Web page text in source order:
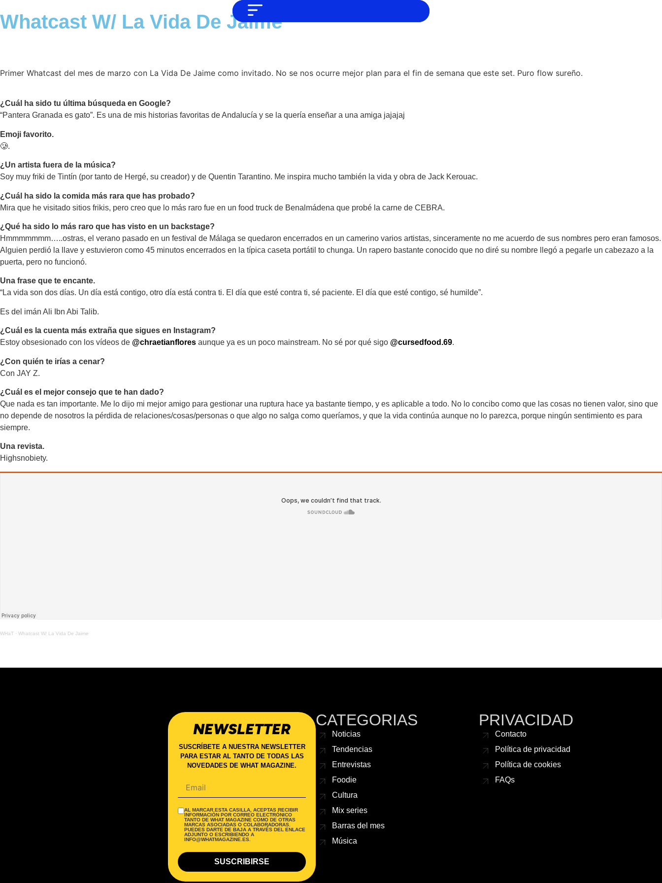
Entrevistas
Cultura
Música
NO SOMOS CHAT GPT, PERO IGUAL
Whatcast W/ La Vida De Jaime
Primer Whatcast del mes de marzo con La Vida De Jaime como invitado. No se nos ocurre mejor plan para el fin de semana que este set. Puro flow sureño.
¿Cuál ha sido tu última búsqueda en Google?
“Pantera Granada es gato”. Es una de mis historias favoritas de Andalucía y se la quería enseñar a una amiga jajajaj
Emoji favorito.
🥲.
¿Un artista fuera de la música?
Soy muy friki de Tintín (por tanto de Hergé, su creador) y de Quentin Tarantino. Me inspira mucho también la vida y obra de Jack Kerouac.
¿Cuál ha sido la comida más rara que has probado?
Mira que he visitado sitios frikis, pero creo que lo más raro fue en un food truck de Benalmádena que probé la carne de CEBRA.
¿Qué ha sido lo más raro que has visto en un backstage?
Hmmmmmmm…..ostras, el verano pasado en un festival de Málaga se quedaron encerrados en un camerino varios artistas, sinceramente no me acuerdo de sus nombres pero eran famosos.
Alguien perdió la llave y estuvieron como 45 minutos encerrados en la típica caseta portátil to chunga. Un rapero bastante conocido que no diré su nombre llegó a pegarle un cabezazo a la
puerta, pero no funcionó.
Una frase que te encante.
“La vida son dos días. Un día está contigo, otro día está contra ti. El día que esté contra ti, sé paciente. El día que esté contigo, sé humilde”.
Es del imán Ali Ibn Abi Talib.
¿Cuál es la cuenta más extraña que sigues en Instagram?
Estoy obsesionado con los vídeos de @chraetianflores aunque ya es un poco mainstream. No sé por qué sigo @cursedfood.69.
¿Con quién te irías a cenar?
Con JAY Z.
¿Cuál es el mejor consejo que te han dado?
Que nada es tan importante. Me lo dijo mi mejor amigo para gestionar una ruptura hace ya bastante tiempo, y es aplicable a todo. No lo concibo como que las cosas no tienen valor, sino que
no depende de nosotros la pérdida de relaciones/cosas/personas o que algo no salga como queríamos, y que la vida continúa aunque no lo parezca, porque ningún sentimiento es para
siempre.
Una revista.
Highsnobiety.
WHaT · Whatcast W/ La Vida De Jaime
NEWSLETTER
SUSCRÍBETE A NUESTRA NEWSLETTER
PARA ESTAR AL TANTO DE TODAS LAS
NOVEDADES DE WHAT MAGAZINE.
AL MARCAR ESTA CASILLA, ACEPTAS RECIBIR
INFORMACIÓN POR CORREO ELECTRÓNICO
TANTO DE WHAT MAGAZINE COMO DE OTRAS
MARCAS ASOCIADAS O COLABORADORAS.
PUEDES DARTE DE BAJA A TRAVÉS DEL ENLACE
ADJUNTO O ESCRIBIENDO A
INFO@WHATMAGAZINE.ES.
CATEGORIAS
Noticias
Tendencias
Entrevistas
Foodie
Cultura
Mix series
Barras del mes
Música
PRIVACIDAD
Contacto
Política de privacidad
Política de cookies
FAQs